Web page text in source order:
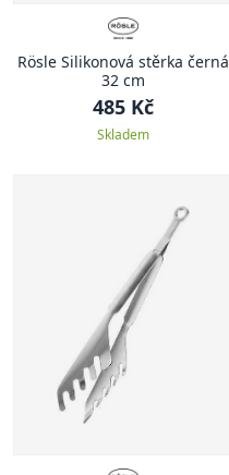
Rösle Silikonová stěrka černá
32 cm
485 Kč
Skladem